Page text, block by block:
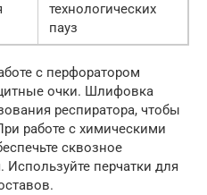
технологических
пауз
с перфоратором
очки. Шлифовка
респиратора, чтобы
работе с химическими
сквозное
перчатки для